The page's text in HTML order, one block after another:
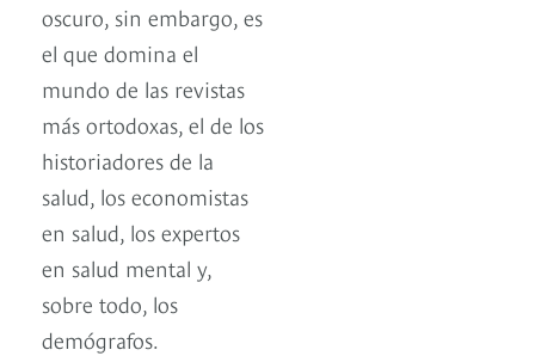
oscuro, sin embargo, es
el que domina el
mundo de las revistas
más ortodoxas, el de los
historiadores de la
salud, los economistas
en salud, los expertos
en salud mental y,
sobre todo, los
demógrafos.